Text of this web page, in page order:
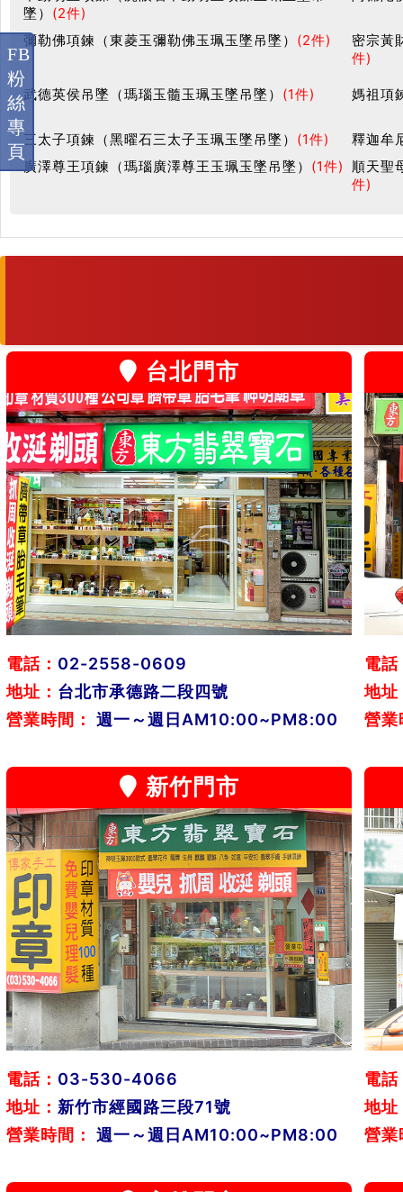
墜） (2件)
彌勒佛項鍊（東菱玉彌勒佛玉珮玉墜吊墜） (2件)
密宗黃
件)
武德英侯吊墜（瑪瑙玉髓玉珮玉墜吊墜） (1件) 媽祖項
三太子項鍊（黑曜石三太子玉珮玉墜吊墜） (1件)
釋迦牟
廣澤尊王項鍊（瑪瑙廣澤尊王玉珮玉墜吊墜） (1件)
順天聖
件)
台北門市
電話： 02-2558-0609
地址： 台北市承德路二段四號
營業時間：
週一～週日AM10:00~PM8:00
電話
地址
營業
新竹門市
電話： 03-530-4066
地址： 新竹市經國路三段71號
營業時間：
週一～週日AM10:00~PM8:00
電話
地址
營業
FB
粉
絲
專
頁